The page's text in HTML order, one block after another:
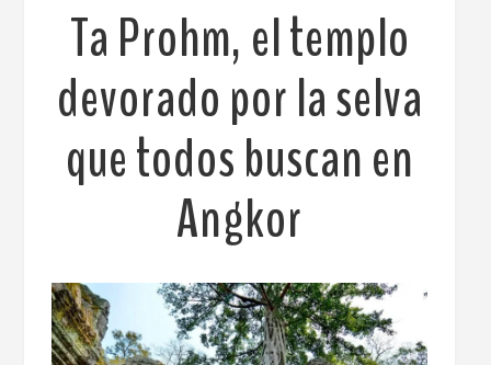
Ta Prohm, el templo
devorado por la selva
que todos buscan en
Angkor